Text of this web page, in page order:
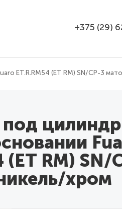
+375 (29)
ET.R.RM54 (ET RM) SN/CP-3
(ET RM) SN/
хром